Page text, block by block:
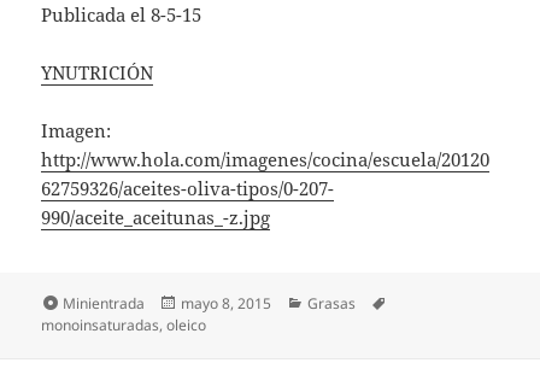
Publicada el 8-5-15
YNUTRICIÓN
Imagen:
http://www.hola.com/imagenes/cocina/escuela/20120
62759326/aceites-oliva-tipos/0-207-
990/aceite_aceitunas_-z.jpg
Formato
Minientrada
Publicado
el
mayo 8, 2015 Categorías
Grasas
monoinsaturadas,oleico